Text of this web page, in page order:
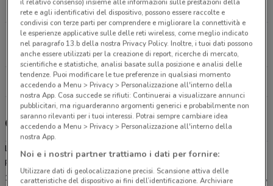
19.2 km
APERTO
Via Dragone 411-413 Roma
19.4 km
APERTO
Tutti i negozi Lidl
Gli sconti del nuovo volantino Lidl e i negozi
Lidl è presente in vari punti della città: lo trovi in Via del Mare 131
Pomezia, Via Ermanno Wolf Ferrari 216 Roma, Via Pietro Mascagni
115 Aprilia, Via Alberto Burri 39 Roma, Via Dragone 411-413 Roma,
rete e agli identificativi del dispositivo, possono essere raccolte e
condivisi con terze parti per comprendere e migliorare la connettività e
le esperienze applicative sulle delle reti wireless, come meglio indicato
nel paragrafo 13.b della nostra Privacy Policy. Inoltre, i tuoi dati possono
anche essere utilizzati per la creazione di report, ricerche di mercato,
scientifiche e statistiche, analisi basate sulla posizione e analisi delle
tendenze. Puoi modificare le tue preferenze in qualsiasi momento
accedendo a Menu > Privacy > Personalizzazione all'interno della
nostra App. Cosa succede se rifiuti: Continuerai a visualizzare annunci
pubblicitari, ma riguarderanno argomenti generici e probabilmente non
saranno rilevanti per i tuoi interessi. Potrai sempre cambiare idea
accedendo a Menu > Privacy > Personalizzazione all'interno della
nostra App.
Noi e i nostri partner trattiamo i dati per fornire:
Utilizzare dati di geolocalizzazione precisi. Scansione attiva delle
caratteristiche del dispositivo ai fini dell’identificazione. Archiviare